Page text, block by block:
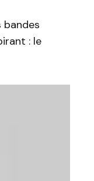
bandes
: le